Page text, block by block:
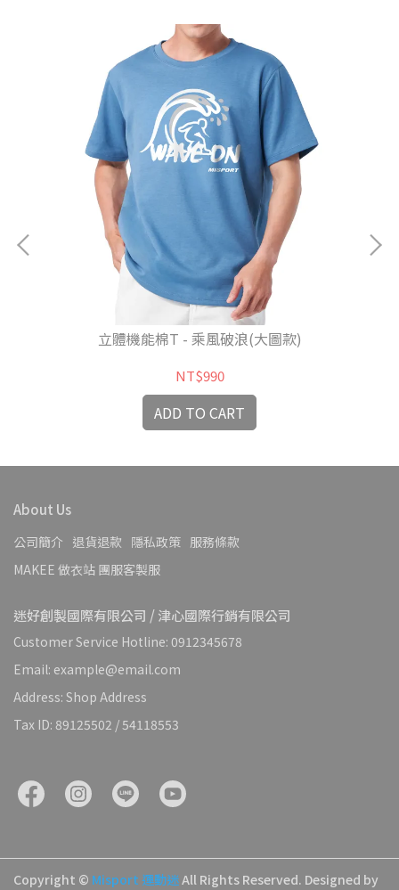
立體機能棉T - 乘風破浪(大圖款)
NT$990
ADD TO CART
About Us
公司簡介 退貨退款 隱私政策 服務條款
MAKEE 做衣站 團服客製服
迷好創製國際有限公司 / 津心國際行銷有限公司
Customer Service Hotline: 0912345678
Email: example@email.com
Address: Shop Address
Tax ID: 89125502 / 54118553
Copyright © Misport 運動迷All Rights Reserved. Designed by